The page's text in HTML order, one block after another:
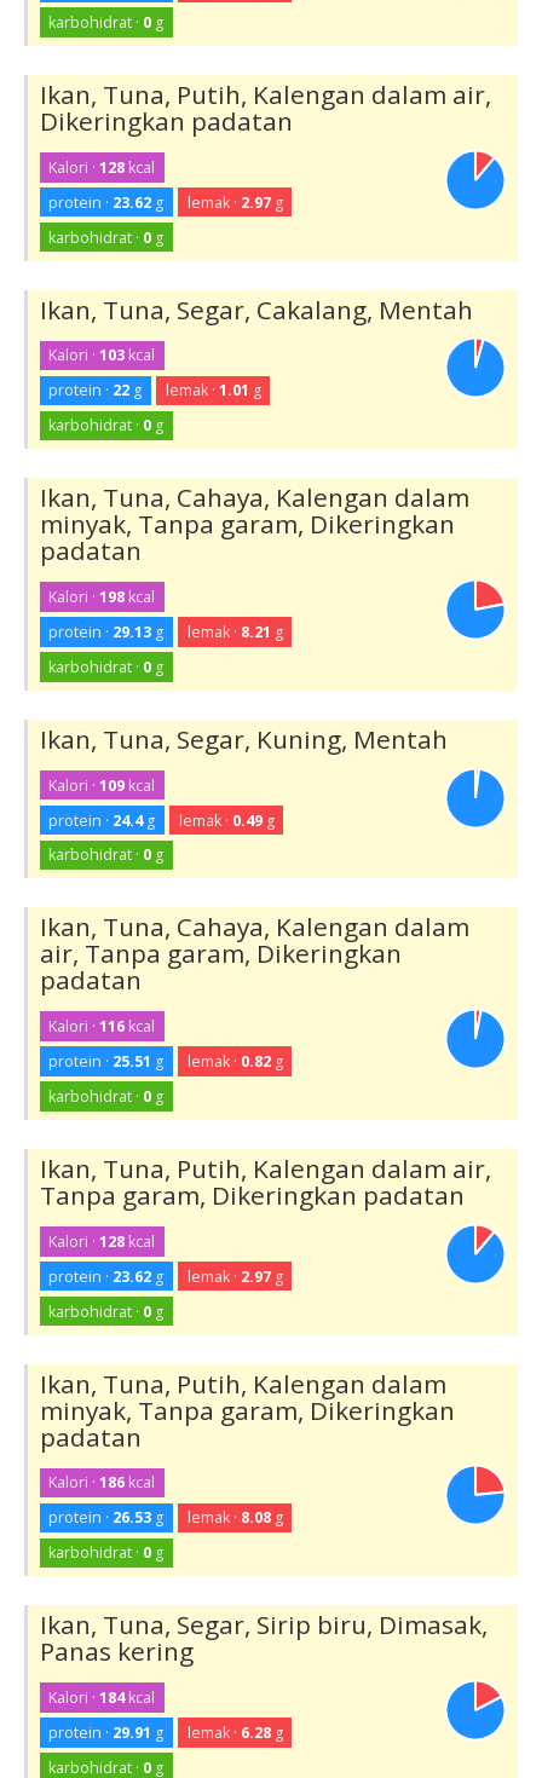
karbohidrat · 0 g
Ikan, Tuna, Putih, Kalengan dalam air,
Dikeringkan padatan
Kalori ·128 kcal
protein · 23.62 g lemak · 2.97g
karbohidrat · 0 g
Ikan, Tuna, Segar, Cakalang, Mentah
Kalori ·103 kcal
protein · 22 g lemak · 1.01 g
karbohidrat · 0 g
Ikan, Tuna, Cahaya, Kalengan dalam
minyak, Tanpa garam, Dikeringkan
padatan
Kalori ·198 kcal
protein · 29.13 g lemak · 8.21 g
karbohidrat · 0 g
Ikan, Tuna, Segar, Kuning, Mentah
Kalori ·109 kcal
protein · 24.4g lemak · 0.49g
karbohidrat · 0 g
Ikan, Tuna, Cahaya, Kalengan dalam
air, Tanpa garam, Dikeringkan
padatan
Kalori ·116 kcal
protein · 25.51 g lemak · 0.82g
karbohidrat · 0 g
Ikan, Tuna, Putih, Kalengan dalam air,
Tanpa garam, Dikeringkan padatan
Kalori ·128 kcal
protein · 23.62 g lemak · 2.97g
karbohidrat · 0 g
Ikan, Tuna, Putih, Kalengan dalam
minyak, Tanpa garam, Dikeringkan
padatan
Kalori ·186 kcal
protein · 26.53 g lemak · 8.08g
karbohidrat · 0 g
Ikan, Tuna, Segar, Sirip biru, Dimasak,
Panas kering
Kalori ·184kcal
protein · 29.91 g lemak · 6.28g
karbohidrat · 0 g